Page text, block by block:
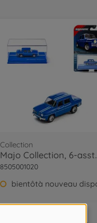
Collection
Majo Collection, 6-asst.
8505001020